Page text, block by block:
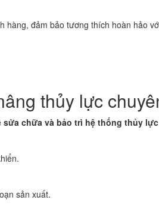
hàng, đảm bảo tương thích hoàn hảo
thủy lực
sửa chữa và bảo trì hệ thống thủy
sản xuất.